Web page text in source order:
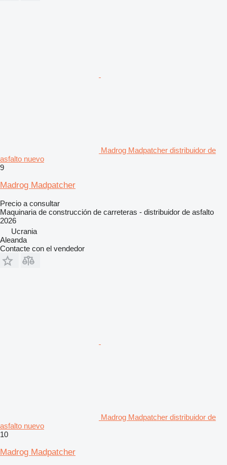
Madrog Madpatcher distribuidor de
asfalto nuevo
9
Madrog Madpatcher
Precio a consultar
Maquinaria de construcción de carreteras - distribuidor de asfalto
2026
Ucrania
Aleanda
Contacte con el vendedor
Madrog Madpatcher distribuidor de
asfalto nuevo
10
Madrog Madpatcher